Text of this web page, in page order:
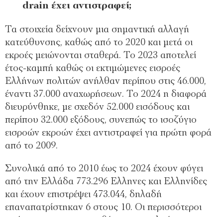
drain έχει αντιστραφεί;
Τα στοιχεία δείχνουν μια σημαντική αλλαγή
κατεύθυνσης, καθώς από το 2020 και μετά οι
εκροές μειώνονται σταθερά. Το 2023 αποτελεί
έτος-καμπή καθώς οι εκτιμώμενες εισροές
Ελλήνων πολιτών ανήλθαν περίπου στις 46.000,
έναντι 37.000 αναχωρήσεων. Το 2024 η διαφορά
διευρύνθηκε, με σχεδόν 52.000 εισόδους και
περίπου 32.000 εξόδους, συνεπώς το ισοζύγιο
εισροών εκροών έχει αντιστραφεί για πρώτη φορά
από το 2009.
Συνολικά από το 2010 έως το 2024 έχουν φύγει
από την Ελλάδα 773.296 Ελληνες και Ελληνίδες
και έχουν επιστρέψει 473.044, δηλαδή
επαναπατρίστηκαν 6 στους 10. Οι περισσότεροι